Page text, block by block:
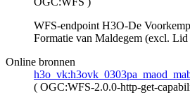
WFS-endpoint H3O-De
Formatie van Maldegem (excl.
Online bronnen
( OGC:WFS-2.0.0-http-get-